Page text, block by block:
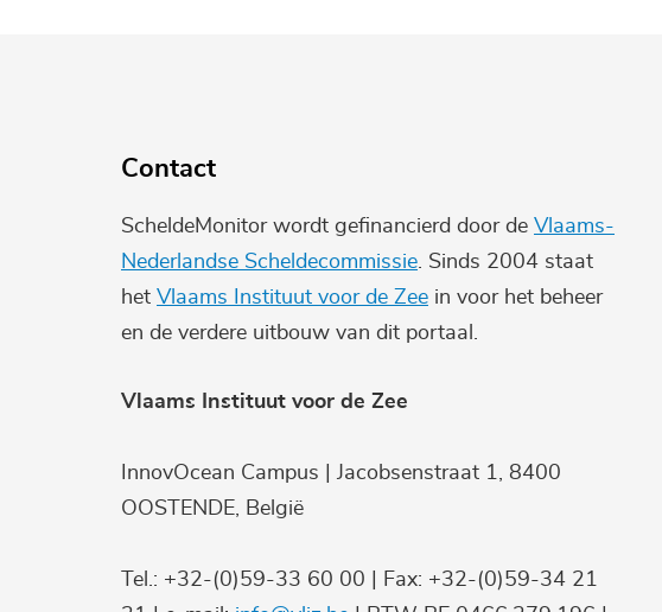
Contact
ScheldeMonitor wordt gefinancierd door de Vlaams-
Nederlandse Scheldecommissie . Sinds 2004 staat
het Vlaams Instituut voor de Zee in voor het beheer
en de verdere uitbouw van dit portaal.
Vlaams Instituut voor de Zee
InnovOcean Campus | Jacobsenstraat 1, 8400
OOSTENDE, België
Tel.: +32-(0)59-33 60 00 | Fax: +32-(0)59-34 21